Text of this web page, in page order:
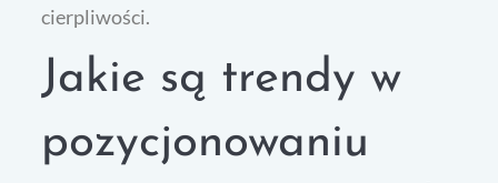
cierpliwości.
Jakie są trendy w
pozycjonowaniu